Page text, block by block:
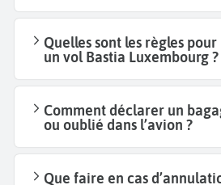
Quelles sont les règles
un vol Bastia Luxembourg ?
Comment déclarer un
ou oublié dans l’avion ?
Que faire en cas